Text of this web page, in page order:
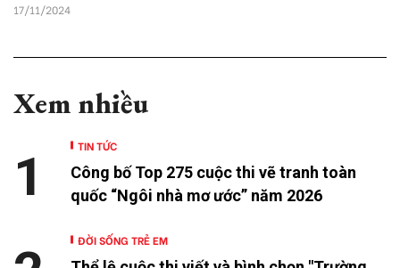
17/11/2024
Xem nhiều
TIN TỨC
Công bố Top 275 cuộc thi vẽ tranh toàn
quốc “Ngôi nhà mơ ước” năm 2026
1
ĐỜI SỐNG TRẺ EM